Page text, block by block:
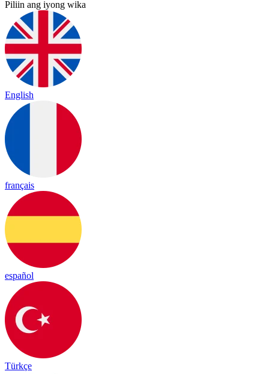
Piliin ang iyong wika
English
français
español
Türkçe